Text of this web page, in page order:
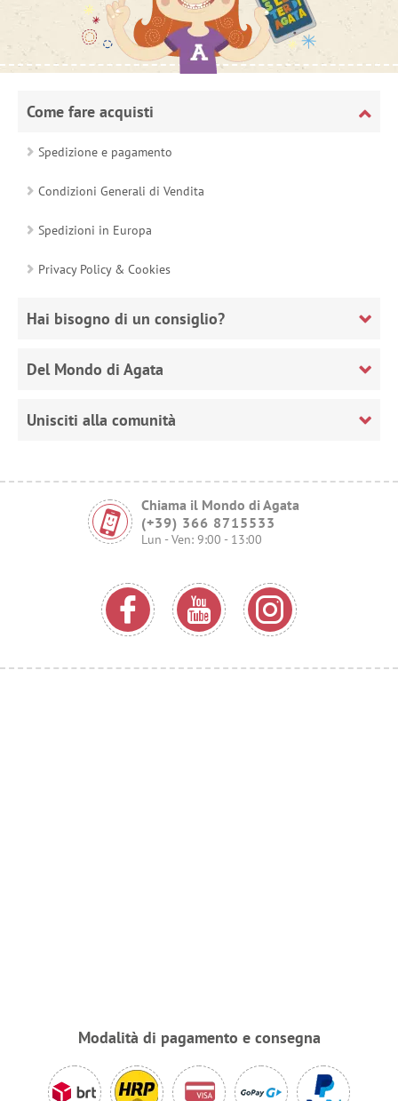
Come fare acquisti
Spedizione e pagamento
Condizioni Generali di Vendita
Spedizioni in Europa
Privacy Policy & Cookies
Hai bisogno di un consiglio?
Del Mondo di Agata
Unisciti alla comunità
Chiama il Mondo di Agata
(+39) 366 8715533
Lun - Ven: 9:00 - 13:00
Modalità di pagamento e consegna